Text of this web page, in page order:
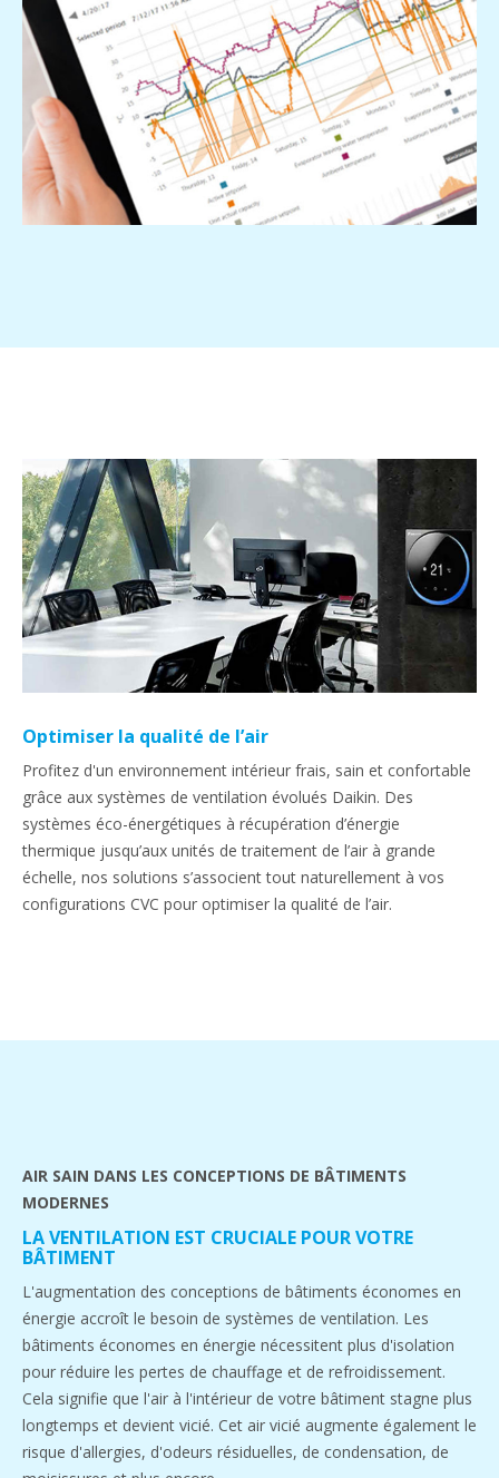
Optimiser la qualité de l’air
Profitez d'un environnement intérieur frais, sain et confortable
grâce aux systèmes de ventilation évolués Daikin. Des
systèmes éco-énergétiques à récupération d’énergie
thermique jusqu’aux unités de traitement de l’air à grande
échelle, nos solutions s’associent tout naturellement à vos
configurations CVC pour optimiser la qualité de l’air.
AIR SAIN DANS LES CONCEPTIONS DE BÂTIMENTS
MODERNES
LA VENTILATION EST CRUCIALE POUR VOTRE
BÂTIMENT
L'augmentation des conceptions de bâtiments économes en
énergie accroît le besoin de systèmes de ventilation. Les
bâtiments économes en énergie nécessitent plus d'isolation
pour réduire les pertes de chauffage et de refroidissement.
Cela signifie que l'air à l'intérieur de votre bâtiment stagne plus
longtemps et devient vicié. Cet air vicié augmente également le
risque d'allergies, d'odeurs résiduelles, de condensation, de